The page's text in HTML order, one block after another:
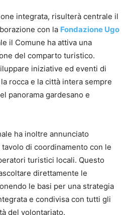
integrata, risulterà centrale il
con la Fondazione Ugo
il Comune ha attiva una
del comparto turistico.
iniziative ed eventi di
rocca e la città intera sempre
panorama gardesano e
ha inoltre annunciato
di coordinamento con le
turistici locali. Questo
direttamente le
le basi per una strategia
e condivisa con tutti gli
del volontariato.